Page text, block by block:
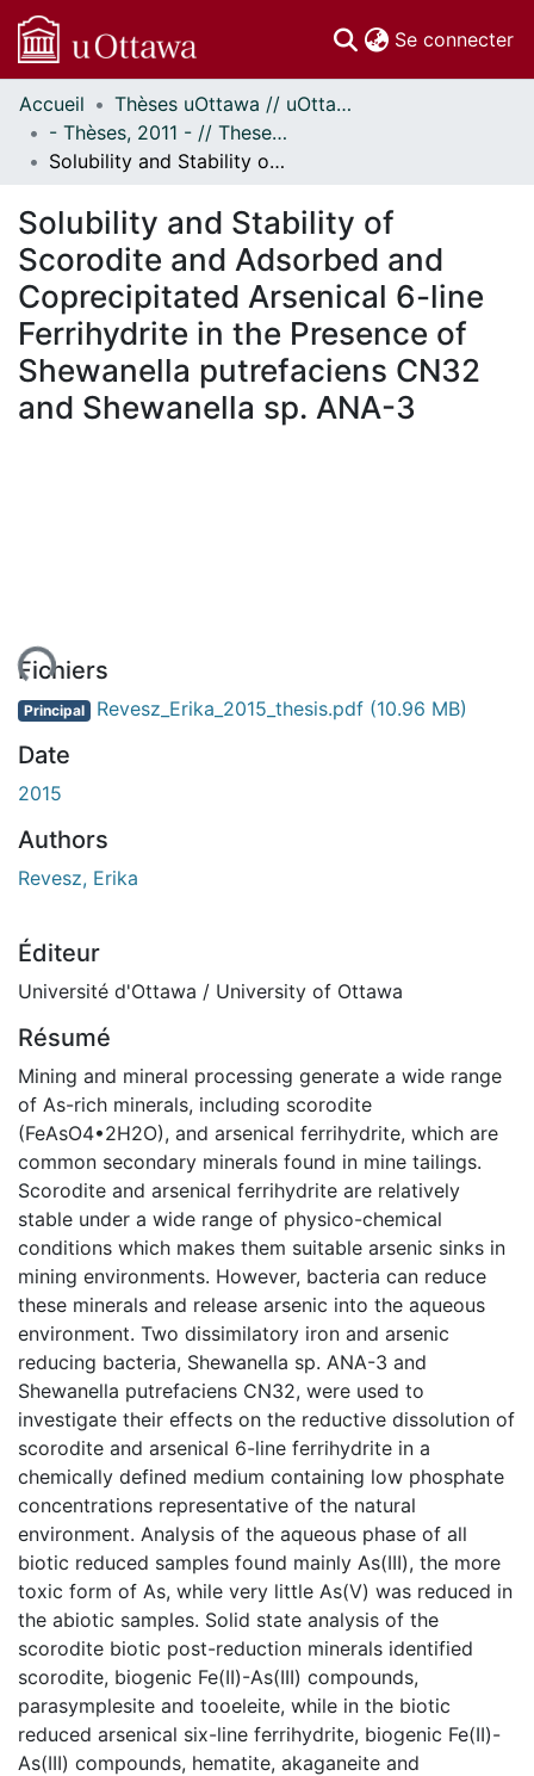
Se connecter
Communautés
et collections
Parcourir
À propos
Accueil
Thèses uOttawa // uOttawa Theses
- Thèses, 2011 - // Theses, 2011 -
Solubility and Stability of Scorodite and Adsorbed and Coprecipitated Arsenical 6-line Ferrihydrite in the Presence of Shewanella putrefaciens CN32 and Shewanella sp. ANA-3
Solubility and Stability of
Scorodite and Adsorbed and
Coprecipitated Arsenical 6-line
Ferrihydrite in the Presence of
Shewanella putrefaciens CN32
and Shewanella sp. ANA-3
Fichiers
Principal Revesz_Erika_2015_thesis.pdf (10.96 MB)
Date
2015
Authors
Revesz, Erika
Éditeur
Université d'Ottawa / University of Ottawa
Résumé
Mining and mineral processing generate a wide range
of As-rich minerals, including scorodite
(FeAsO4•2H2O), and arsenical ferrihydrite, which are
common secondary minerals found in mine tailings.
Scorodite and arsenical ferrihydrite are relatively
stable under a wide range of physico-chemical
conditions which makes them suitable arsenic sinks in
mining environments. However, bacteria can reduce
these minerals and release arsenic into the aqueous
environment. Two dissimilatory iron and arsenic
reducing bacteria, Shewanella sp. ANA-3 and
Shewanella putrefaciens CN32, were used to
investigate their effects on the reductive dissolution of
scorodite and arsenical 6-line ferrihydrite in a
chemically defined medium containing low phosphate
concentrations representative of the natural
environment. Analysis of the aqueous phase of all
biotic reduced samples found mainly As(III), the more
toxic form of As, while very little As(V) was reduced in
the abiotic samples. Solid state analysis of the
scorodite biotic post-reduction minerals identified
scorodite, biogenic Fe(II)-As(III) compounds,
parasymplesite and tooeleite, while in the biotic
reduced arsenical six-line ferrihydrite, biogenic Fe(II)-
As(III) compounds, hematite, akaganeite and